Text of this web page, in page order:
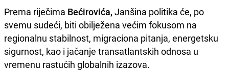
Prema riječima Bećirovića, Janšina politika će, po
svemu sudeći, biti obilježena većim fokusom na
regionalnu stabilnost, migraciona pitanja, energetsku
sigurnost, kao i jačanje transatlantskih odnosa u
vremenu rastućih globalnih izazova.